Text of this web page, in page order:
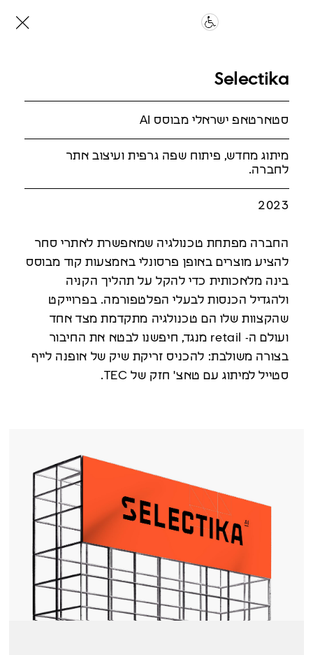
Selectika
סטארטאפ ישראלי מבוסס AI
מיתוג מחדש, פיתוח שפה גרפית ועיצוב אתר
לחברה.
2023
החברה מפתחת טכנולגיה שמאפשרת לאתרי סחר
להציע מוצרים באופן פרסונלי באמצעות קוד מבוסס
בינה מלאכותית כדי להקל על תהליך הקניה
ולהגדיל הכנסות לבעלי הפלטפורמה. בפרוייקט
שהקצוות שלו הם טכנולגיה מתקדמת מצד אחד
ועולם ה- retail מנגד, חיפשנו לבטא את החיבור
בצורה משולבת: להכניס זריקת שיק של אופנה לייף
סטייל למיתוג עם טאצ' חזק של TEC.